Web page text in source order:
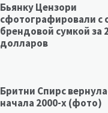
Бьянку Цензори
сфотографировали с
брендовой сумкой за
долларов
Бритни Спирс
начала 2000-х (фото)